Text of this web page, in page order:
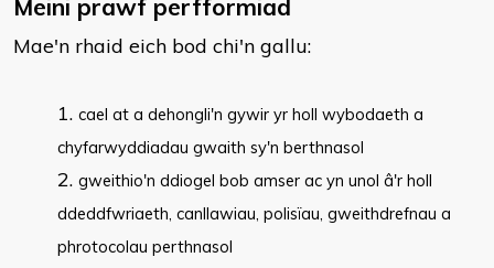
Meini prawf perfformiad
Mae'n rhaid eich bod chi'n gallu:
cael at a dehongli'n gywir yr holl wybodaeth a
chyfarwyddiadau gwaith sy'n berthnasol
gweithio'n ddiogel bob amser ac yn unol â'r holl
ddeddfwriaeth, canllawiau, polisïau, gweithdrefnau a
phrotocolau perthnasol